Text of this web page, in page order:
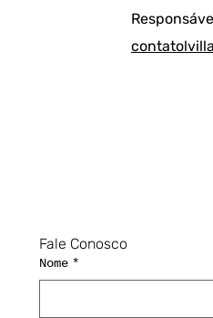
Fale Conosco
Nome *